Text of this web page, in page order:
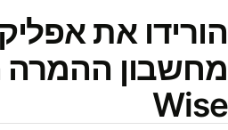
את
ההמרה